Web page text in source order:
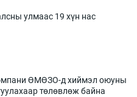
улмаас 19 хүн нас
ӨМӨЗО-д хиймэл оюуны
төлөвлөж байна